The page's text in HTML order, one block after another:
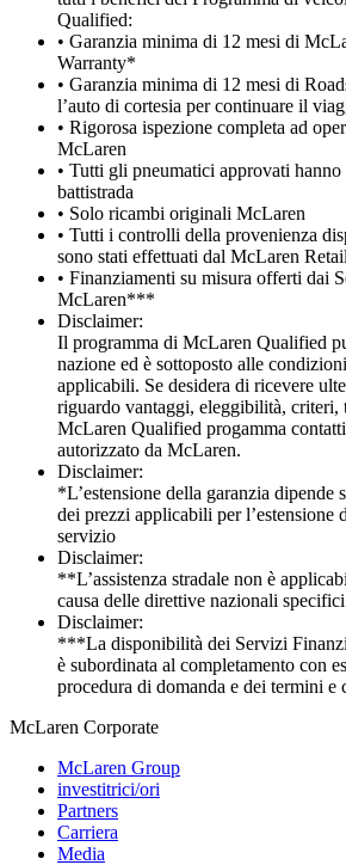
Qualified:
• Garanzia minima di 12 mesi di
Warranty*
• Garanzia minima di 12 mesi di
l’auto di cortesia per continuare il
• Rigorosa ispezione completa ad
McLaren
• Tutti gli pneumatici approvati
battistrada
• Solo ricambi originali McLaren
• Tutti i controlli della provenienza
sono stati effettuati dal McLaren
• Finanziamenti su misura offerti dai
McLaren***
Disclaimer:
Il programma di McLaren Qualified
nazione ed è sottoposto alle
applicabili. Se desidera di ricevere
riguardo vantaggi, eleggibilità, criteri,
McLaren Qualified progamma
autorizzato da McLaren.
Disclaimer:
*L’estensione della garanzia dipende
dei prezzi applicabili per l’estensione
servizio
Disclaimer:
**L’assistenza stradale non è
causa delle direttive nazionali
Disclaimer:
***La disponibilità dei Servizi
è subordinata al completamento con
procedura di domanda e dei termini
McLaren Corporate
McLaren Group
investitrici/ori
Partners
Carriera
Media